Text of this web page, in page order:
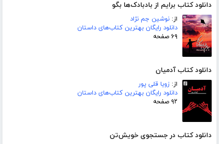
دانلود کتاب برایم از بادبادک‌ها بگو
از: نوشین جم نژاد
دانلود رایگان بهترین کتاب‌های داستان
۶۹ صفحه
دانلود کتاب آدمیان
از: زویا قلی پور
دانلود رایگان بهترین کتاب‌های داستان
۹۲ صفحه
دانلود کتاب در جستجوی خویش‌تن